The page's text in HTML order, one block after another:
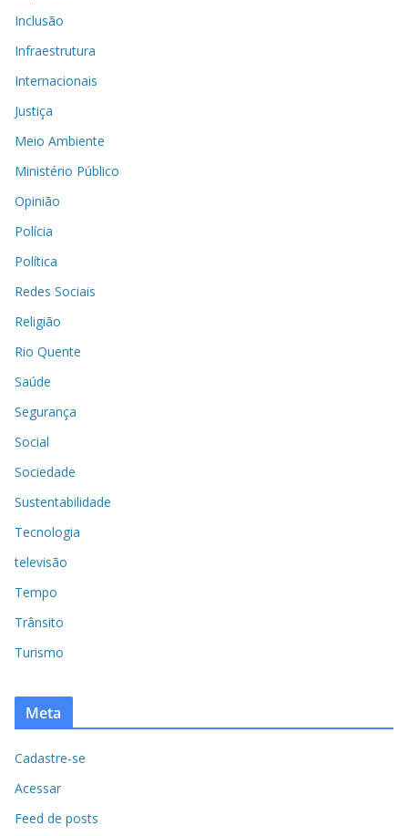
Inclusão
Infraestrutura
Internacionais
Justiça
Meio Ambiente
Ministério Público
Opinião
Polícia
Política
Redes Sociais
Religião
Rio Quente
Saúde
Segurança
Social
Sociedade
Sustentabilidade
Tecnologia
televisão
Tempo
Trânsito
Turismo
Meta
Cadastre-se
Acessar
Feed de posts